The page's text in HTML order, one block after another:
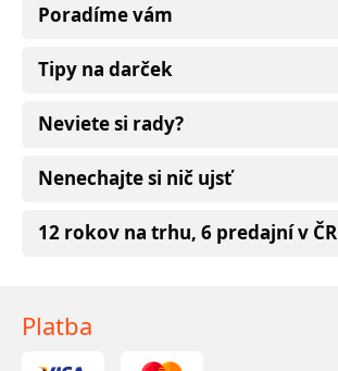
Poradíme vám
Tipy na darček
Neviete si rady?
Nenechajte si nič ujsť
12 rokov na trhu, 6 predajní v ČR
Platba